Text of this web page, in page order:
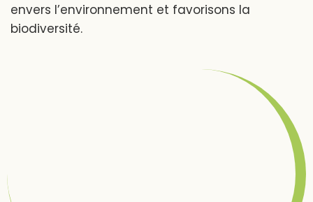
envers l’environnement et favorisons la
biodiversité.